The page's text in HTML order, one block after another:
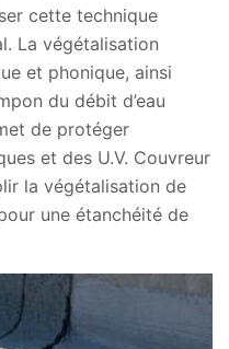
cette technique
La végétalisation
et phonique, ainsi
du débit d’eau
de protéger
et des U.V. Couvreur
la végétalisation de
une étanchéité de